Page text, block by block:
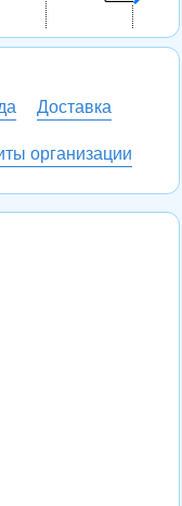
Доставка
организации